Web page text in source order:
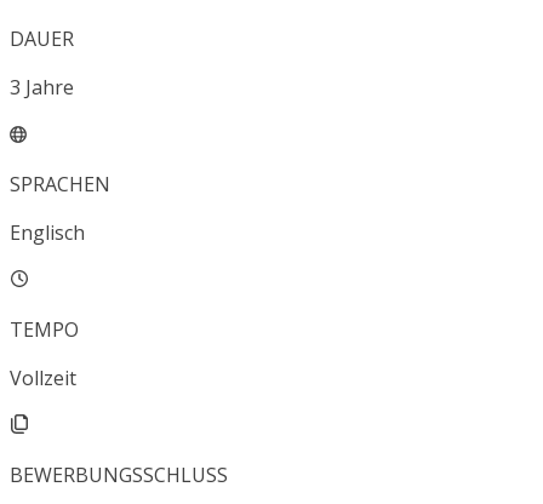
DAUER
3 Jahre
SPRACHEN
Englisch
TEMPO
Vollzeit
BEWERBUNGSSCHLUSS